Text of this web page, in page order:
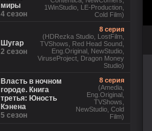
миры
4 сезон
1WinStudio, LE-Production,
Cold Film)
Шугар
2 сезон
8 серия
(HDRezka Studio, LostFilm,
TVShows, Red Head Sound,
Eng.Original, NewStudio,
ViruseProject, Dragon Money
Studio)
Власть в ночном
городе. Книга
третья: Юность
Кэнена
5 сезон
8 серия
(Amedia,
Eng.Original,
TVShows,
NewStudio, Cold
Film)